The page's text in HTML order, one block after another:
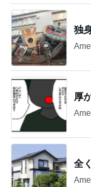
独
厚
全